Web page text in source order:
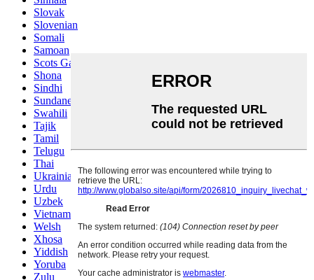
Slovak
Slovenian
Somali
Samoan
Scots Gaelic
Shona
Sindhi
Sundanese
Swahili
Tajik
Tamil
Telugu
Thai
Ukrainian
Urdu
Uzbek
Vietnamese
Welsh
Xhosa
Yiddish
Yoruba
Zulu